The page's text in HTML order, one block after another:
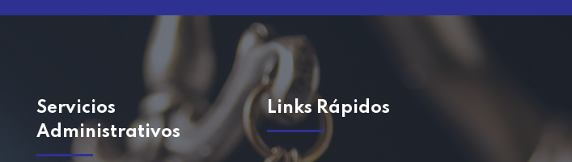
Servicios
Administrativos
Links Rápidos